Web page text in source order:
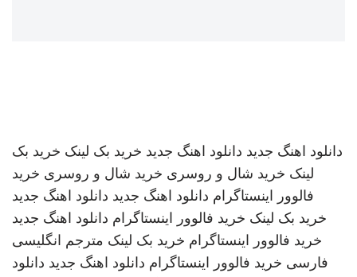
دانلود اهنگ جدید دانلود اهنگ جدید خرید بک لینک خرید بک
لینک خرید شال و روسری خرید شال و روسری خرید
فالوور اینستاگرام دانلود اهنگ جدید دانلود اهنگ جدید
خرید بک لینک خرید فالوور اینستاگرام دانلود اهنگ جدید
خرید فالوور اینستاگرام خرید بک لینک مترجم انگلیسی
فارسی خرید فالوور اینستاگرام دانلود اهنگ جدید دانلود